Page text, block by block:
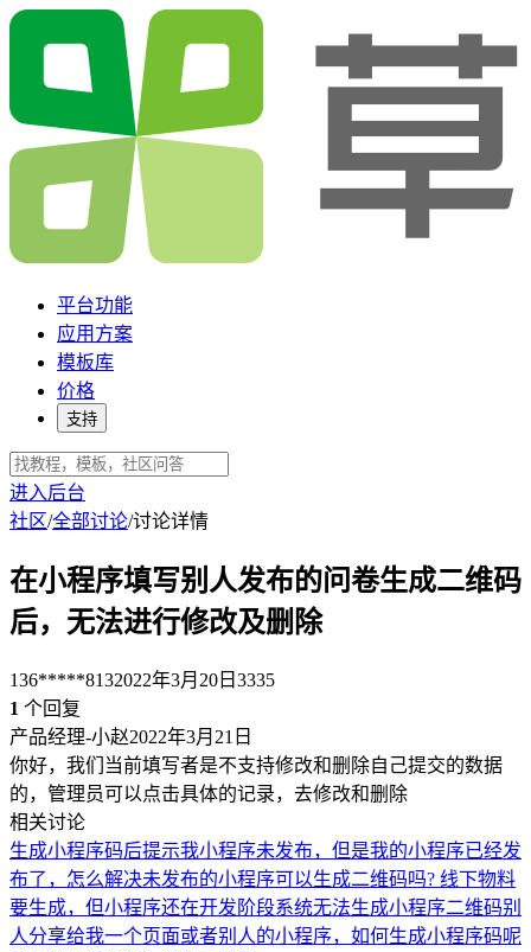
平台功能
应用方案
模板库
价格
支持
进入后台
社区/全部讨论/讨论详情
在小程序填写别人发布的问卷生成二维码
后，无法进行修改及删除
136*****8132022年3月20日 3335
1 个回复
产品经理-小赵2022年3月21日
你好，我们当前填写者是不支持修改和删除自己提交的数据
的，管理员可以点击具体的记录，去修改和删除
相关讨论
生成小程序码后提示我小程序未发布，但是我的小程序已经发
布了，怎么解决未发布的小程序可以生成二维码吗? 线下物料
要生成，但小程序还在开发阶段系统无法生成小程序二维码别
人分享给我一个页面或者别人的小程序，如何生成小程序码呢